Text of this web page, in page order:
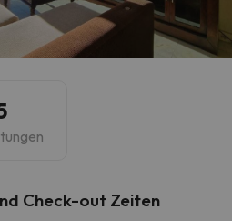
Check-out Zeiten